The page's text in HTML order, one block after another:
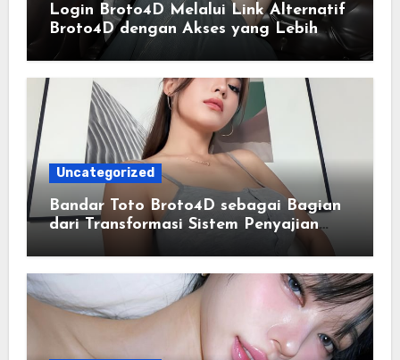
Login Broto4D Melalui Link Alternatif
Broto4D dengan Akses yang Lebih
Lancar
Uncategorized
Bandar Toto Broto4D sebagai Bagian
dari Transformasi Sistem Penyajian